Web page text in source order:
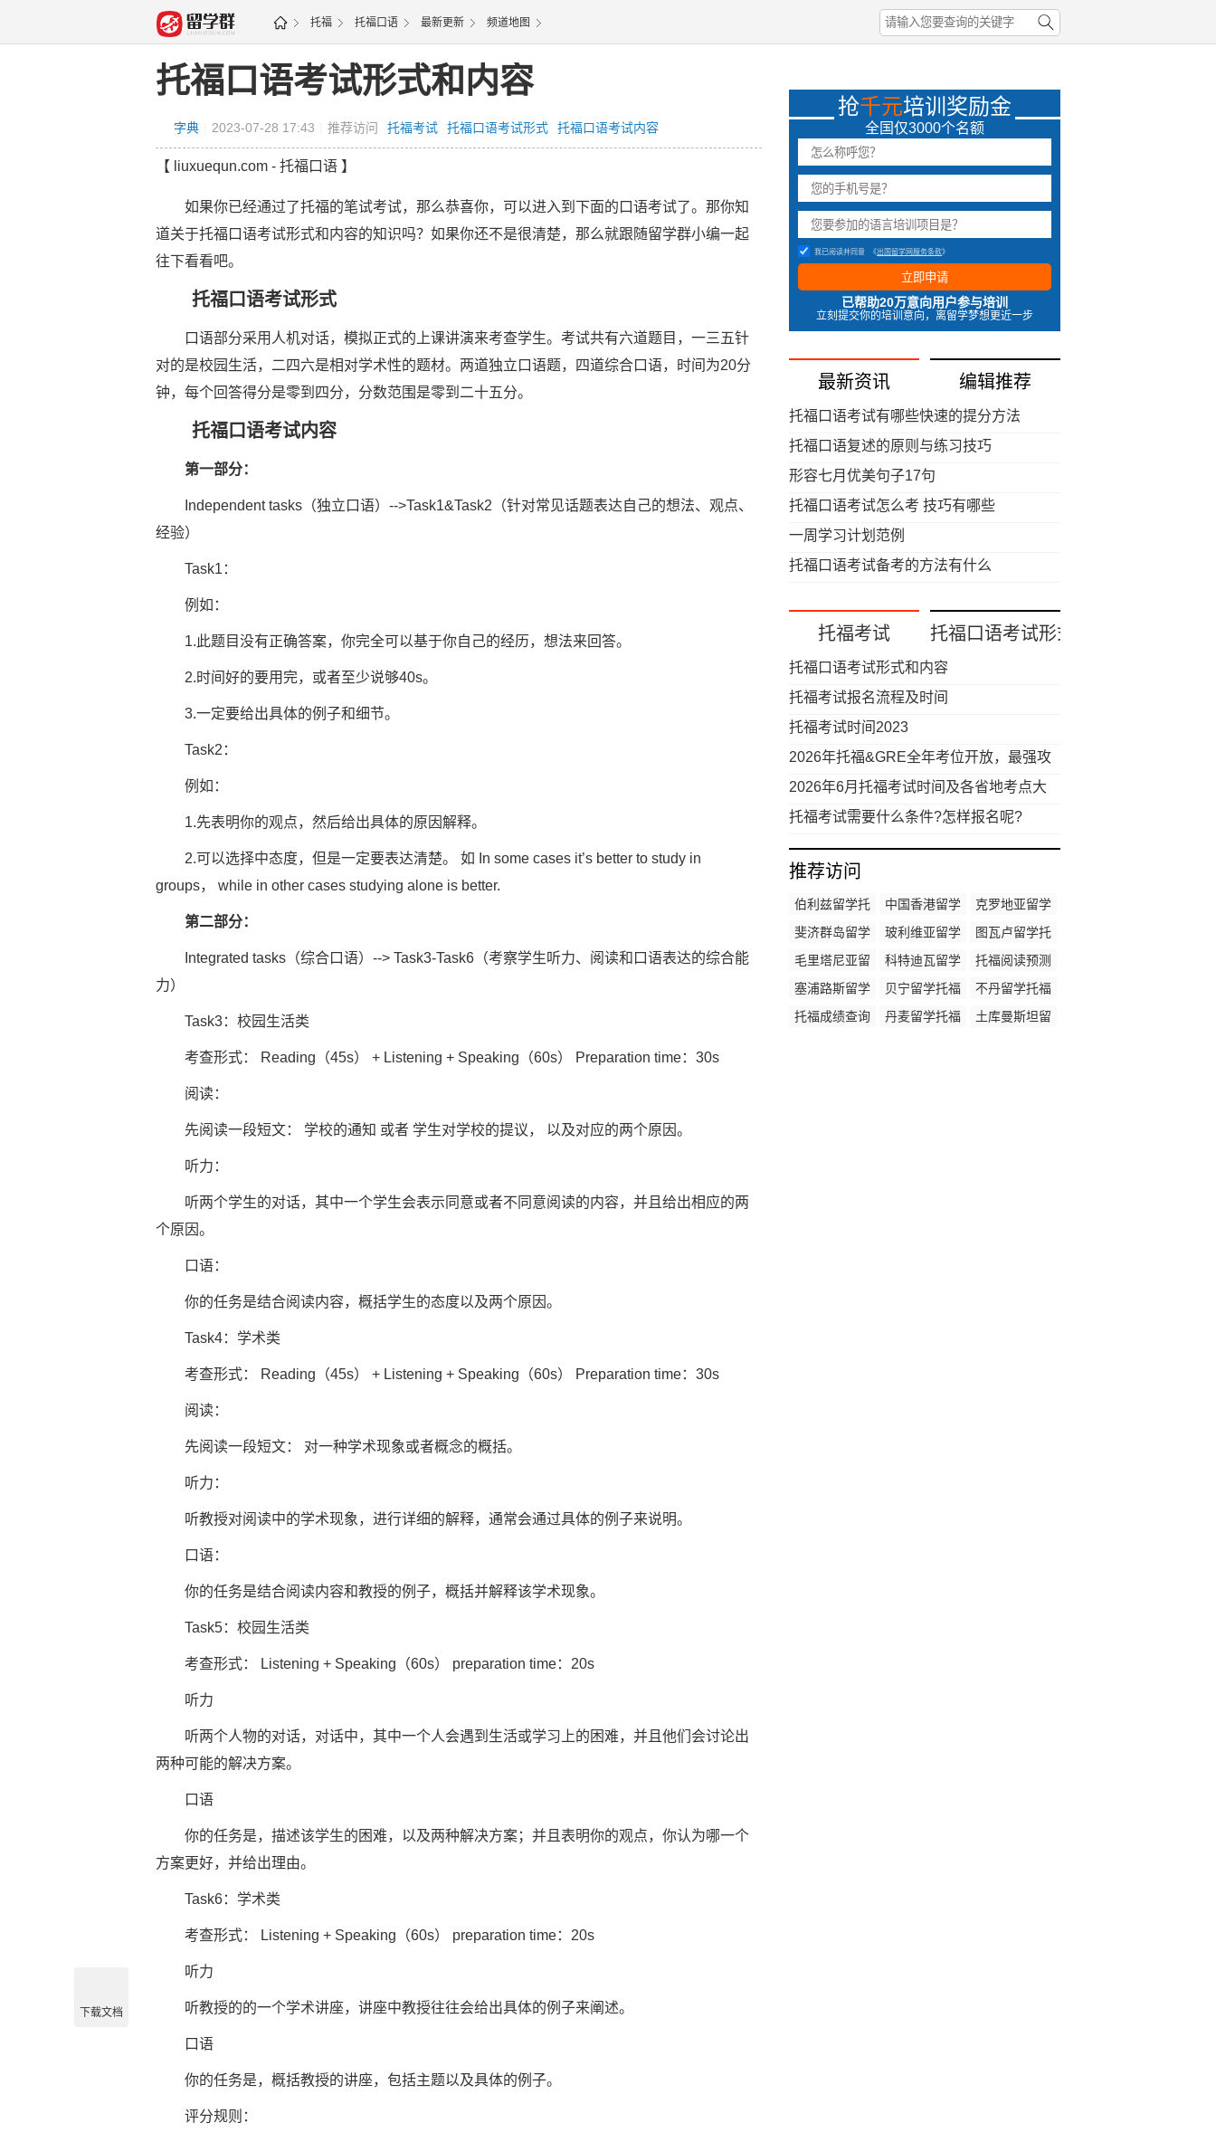
托福 托福口语 最新更新 频道地图
托福口语考试形式和内容
字典 2023-07-28 17:43 推荐访问 托福考试 托福口语考试形式 托福口语考试内容
【 liuxuequn.com - 托福口语 】
如果你已经通过了托福的笔试考试，那么恭喜你，可以进入到下面的口语考试了。那你知
道关于托福口语考试形式和内容的知识吗？如果你还不是很清楚，那么就跟随留学群小编一起
往下看看吧。
托福口语考试形式
口语部分采用人机对话，模拟正式的上课讲演来考查学生。考试共有六道题目，一三五针
对的是校园生活，二四六是相对学术性的题材。两道独立口语题，四道综合口语，时间为20分
钟，每个回答得分是零到四分，分数范围是零到二十五分。
托福口语考试内容
第一部分：
Independent tasks（独立口语）-->Task1&Task2（针对常见话题表达自己的想法、观点、
经验）
Task1：
例如：
1.此题目没有正确答案，你完全可以基于你自己的经历，想法来回答。
2.时间好的要用完，或者至少说够40s。
3.一定要给出具体的例子和细节。
Task2：
例如：
1.先表明你的观点，然后给出具体的原因解释。
2.可以选择中态度，但是一定要表达清楚。 如 In some cases it’s better to study in
groups， while in other cases studying alone is better.
第二部分：
Integrated tasks（综合口语）--> Task3-Task6（考察学生听力、阅读和口语表达的综合能
力）
Task3：校园生活类
考查形式： Reading（45s） + Listening + Speaking（60s） Preparation time：30s
阅读：
先阅读一段短文： 学校的通知 或者 学生对学校的提议， 以及对应的两个原因。
听力：
听两个学生的对话，其中一个学生会表示同意或者不同意阅读的内容，并且给出相应的两
个原因。
口语：
你的任务是结合阅读内容，概括学生的态度以及两个原因。
Task4：学术类
考查形式： Reading（45s） + Listening + Speaking（60s） Preparation time：30s
阅读：
先阅读一段短文： 对一种学术现象或者概念的概括。
听力：
听教授对阅读中的学术现象，进行详细的解释，通常会通过具体的例子来说明。
口语：
你的任务是结合阅读内容和教授的例子，概括并解释该学术现象。
Task5：校园生活类
考查形式： Listening + Speaking（60s） preparation time：20s
听力
听两个人物的对话，对话中，其中一个人会遇到生活或学习上的困难，并且他们会讨论出
两种可能的解决方案。
口语
你的任务是，描述该学生的困难，以及两种解决方案；并且表明你的观点，你认为哪一个
方案更好，并给出理由。
Task6：学术类
考查形式： Listening + Speaking（60s） preparation time：20s
听力
听教授的的一个学术讲座，讲座中教授往往会给出具体的例子来阐述。
口语
你的任务是，概括教授的讲座，包括主题以及具体的例子。
评分规则：
抢千元培训奖励金
全国仅3000个名额
我已阅读并同意 《出国留学网服务条款》
立即申请
已帮助20万意向用户参与培训
立刻提交你的培训意向，离留学梦想更近一步
最新资讯 编辑推荐
托福口语考试有哪些快速的提分方法
托福口语复述的原则与练习技巧
形容七月优美句子17句
托福口语考试怎么考 技巧有哪些
一周学习计划范例
托福口语考试备考的方法有什么
托福考试 托福口语考试形式
托福口语考试形式和内容
托福考试报名流程及时间
托福考试时间2023
2026年托福&GRE全年考位开放，最强攻
略来了！
2026年6月托福考试时间及各省地考点大
全
托福考试需要什么条件?怎样报名呢?
推荐访问
伯利兹留学托
福成绩要求
中国香港留学
托福成绩要求
克罗地亚留学
托福成绩要求
斐济群岛留学
托福成绩要求
玻利维亚留学
托福成绩要求
图瓦卢留学托
福成绩要求
毛里塔尼亚留
学托福成绩要
科特迪瓦留学
托福成绩要求
托福阅读预测
塞浦路斯留学
托福成绩要求
贝宁留学托福
成绩要求
不丹留学托福
成绩要求
托福成绩查询
丹麦留学托福
土库曼斯坦留
下载文档